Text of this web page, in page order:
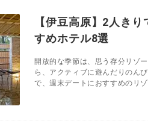
【伊豆高原】2人き
すめホテル8選
開放的な季節は、思う存分リゾ
ら、アクティブに遊んだりのん
で、週末デートにおすすめのリ